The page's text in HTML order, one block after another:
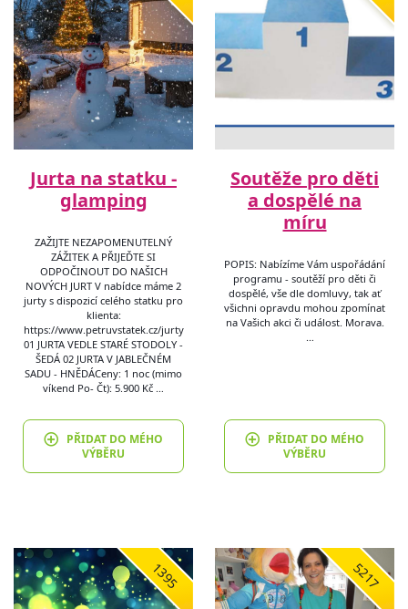
Jurta na statku -
glamping
ZAŽIJTE NEZAPOMENUTELNÝ
ZÁŽITEK A PŘIJEĎTE SI
ODPOČINOUT DO NAŠICH
NOVÝCH JURT V nabídce máme 2
jurty s dispozicí celého statku pro
klienta:
https://www.petruvstatek.cz/jurty ​
01 JURTA VEDLE STARÉ STODOLY -
ŠEDÁ 02 JURTA V JABLEČNÉM
SADU - HNĚDÁ ​ Ceny: 1 noc (mimo
víkend Po- Čt): 5.900 Kč …
PŘIDAT DO MÉHO
VÝBĚRU
Soutěže pro děti
a dospělé na
míru
POPIS: Nabízíme Vám uspořádání
programu - soutěží pro děti či
dospělé, vše dle domluvy, tak ať
všichni opravdu mohou zpomínat
na Vašich akci či událost. Morava.
PŘIDAT DO MÉHO
VÝBĚRU
1395 5217